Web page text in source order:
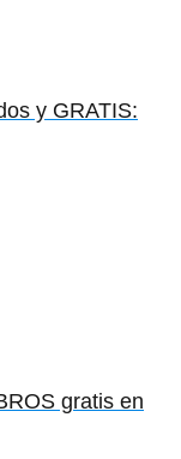
y GRATIS:
gratis en